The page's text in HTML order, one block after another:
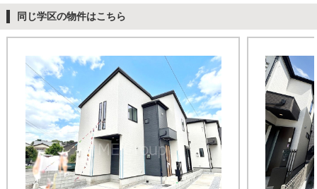
同じ学区の物件はこちら